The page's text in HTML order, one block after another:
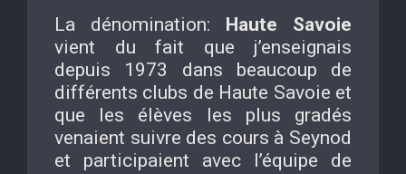
La dénomination: Haute Savoie
vient du fait que j’enseignais
depuis 1973 dans beaucoup de
différents clubs de Haute Savoie et
que les élèves les plus gradés
venaient suivre des cours à Seynod
et participaient avec l’équipe de